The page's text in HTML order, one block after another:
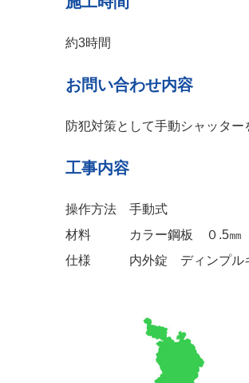
約3時間
お問い合わせ内容
防犯対策として手動シャッタ
工事内容
操作方法 手動式
材料 カラー鋼板 ０.5㎜
仕様 内外錠 ディンプル